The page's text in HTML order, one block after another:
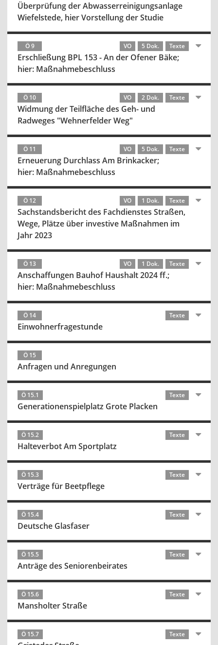
Überprüfung der Abwasserreinigungsanlage
Wiefelstede, hier Vorstellung der Studie
Ö 9 VO 5 Dok. Texte
Erschließung BPL 153 - An der Ofener Bäke;
hier: Maßnahmebeschluss
Ö 10 VO 2 Dok. Texte
Widmung der Teilfläche des Geh- und
Radweges "Wehnerfelder Weg"
Ö 11 VO 5 Dok. Texte
Erneuerung Durchlass Am Brinkacker;
hier: Maßnahmebeschluss
Ö 12 VO 1 Dok. Texte
Sachstandsbericht des Fachdienstes Straßen,
Wege, Plätze über investive Maßnahmen im
Jahr 2023
Ö 13 VO 1 Dok. Texte
Anschaffungen Bauhof Haushalt 2024 ff.;
hier: Maßnahmebeschluss
Ö 14 Texte
Einwohnerfragestunde
Ö 15
Anfragen und Anregungen
Ö 15.1 Texte
Generationenspielplatz Grote Placken
Ö 15.2 Texte
Halteverbot Am Sportplatz
Ö 15.3 Texte
Verträge für Beetpflege
Ö 15.4 Texte
Deutsche Glasfaser
Ö 15.5 Texte
Anträge des Seniorenbeirates
Ö 15.6 Texte
Mansholter Straße
Ö 15.7 Texte